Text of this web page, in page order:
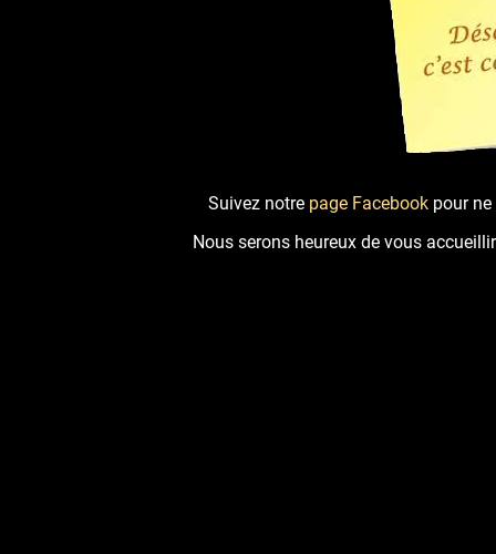
Suivez notre page Facebookpour ne
Nous serons heureux de vous